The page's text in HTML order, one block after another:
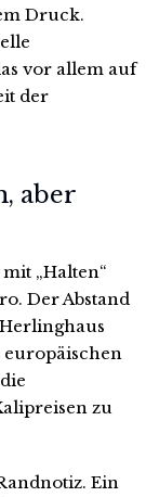
Druck.
vor allem auf
der
aber
„Halten“
Der Abstand
europäischen
zu
Ein